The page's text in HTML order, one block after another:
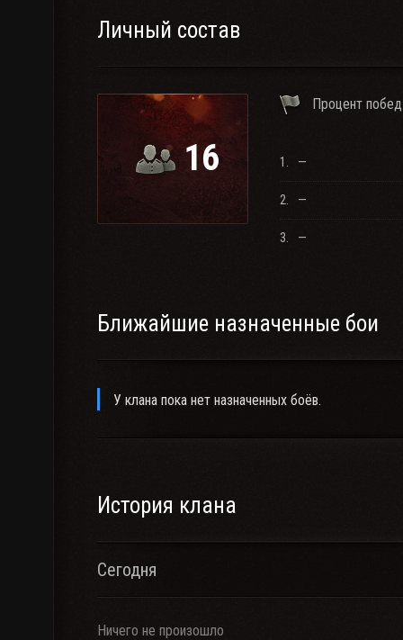
Номер группы в РК: 10400074.
►Посетить группу в VK
Посмотреть личные показатели
Причины по которым игрок может быть удален из
1) процент побед ниже 50%;
2) нагрубил соклановцу/соклановцам;
Личный состав
16
Процент побед
1. —
2. —
3. —
Ближайшие назначенные бои
У клана пока нет назначенных боёв.
История клана
Сегодня
Ничего не произошло